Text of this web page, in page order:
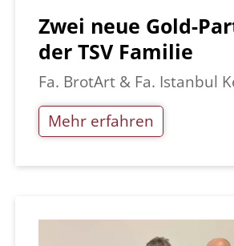
Zwei neue Gold-
der TSV Familie
Fa. BrotArt & Fa. Istanbul
Mehr erfahren